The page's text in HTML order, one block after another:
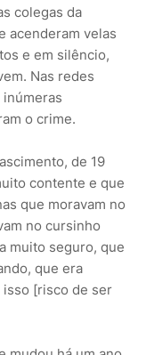
colegas da
acenderam velas
e em silêncio,
Nas redes
o crime.
de 19
contente e que
que moravam no
no cursinho
muito seguro, que
que era
isso [risco de ser